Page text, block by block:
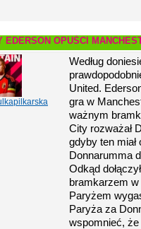
EDERSON OPUŚCI
Według
United.
gra w
ważnym
City rozważał
gdyby ten miał
Donnarumma
Odkąd
bramkarzem
Paryżem
Paryża za
wspomnieć, że